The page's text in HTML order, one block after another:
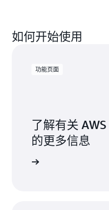
探索推荐的行动和协作 »
的结果以及不同决策之间
如何开始使用
功能页面
了解有关
的更多信息